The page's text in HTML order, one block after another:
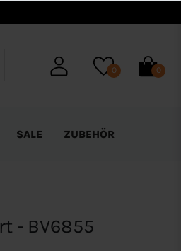
0 0
SALE ZUBEHÖR
- BV6855